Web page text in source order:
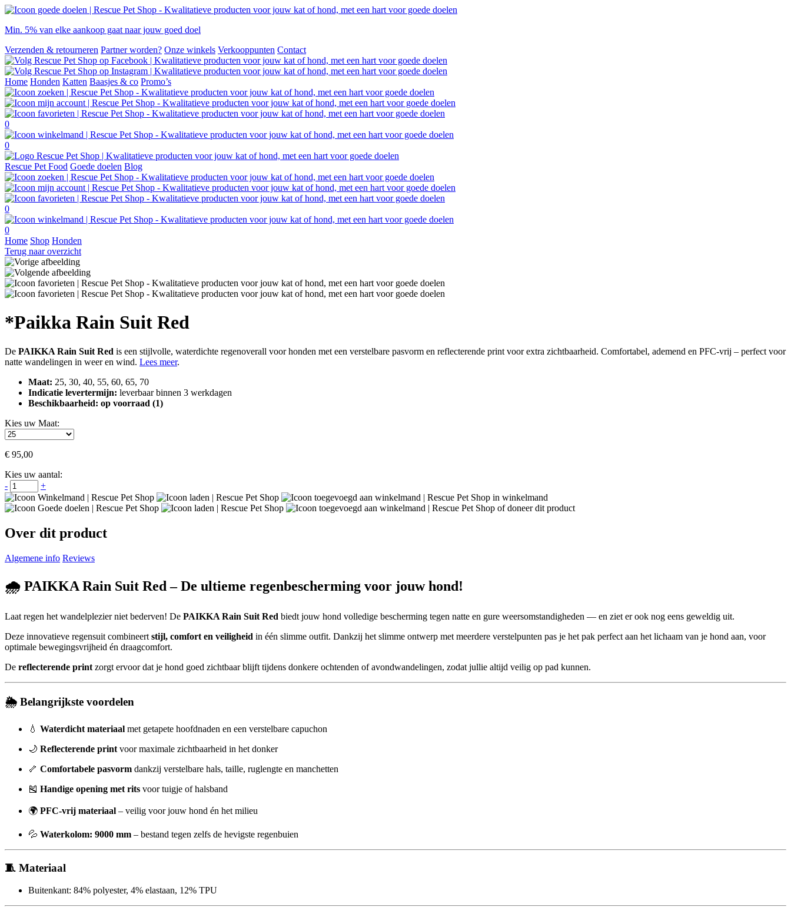
Min. 5% van elke aankoop gaat naar jouw goed doel
Verzenden & retourneren Partner worden? Onze winkels Verkooppunten Contact
Home Honden Katten Baasjes & co Promo’s
0
0
Rescue Pet Food Goede doelen Blog
0
0
Home Shop Honden
Terug naar overzicht
*Paikka Rain Suit Red
De PAIKKA Rain Suit Red is een stijlvolle, waterdichte regenoverall voor honden met een verstelbare pasvorm en reflecterende print voor extra zichtbaarheid. Comfortabel, ademend en PFC-vrij – perfect voor
natte wandelingen in weer en wind. Lees meer.
Maat: 25, 30, 40, 55, 60, 65, 70
Indicatie levertermijn: leverbaar binnen 3 werkdagen
Beschikbaarheid: op voorraad (1)
Kies uw Maat:
€ 95,00
Kies uw aantal:
-
+
in winkelmand
of doneer dit product
Over dit product
Algemene info Reviews
🌧️ PAIKKA Rain Suit Red – De ultieme regenbescherming voor jouw hond!
Laat regen het wandelplezier niet bederven! De PAIKKA Rain Suit Red biedt jouw hond volledige bescherming tegen natte en gure weersomstandigheden — en ziet er ook nog eens geweldig uit.
Deze innovatieve regensuit combineert stijl, comfort en veiligheid in één slimme outfit. Dankzij het slimme ontwerp met meerdere verstelpunten pas je het pak perfect aan het lichaam van je hond aan, voor
optimale bewegingsvrijheid én draagcomfort.
De reflecterende print zorgt ervoor dat je hond goed zichtbaar blijft tijdens donkere ochtenden of avondwandelingen, zodat jullie altijd veilig op pad kunnen.
🌦️ Belangrijkste voordelen
💧 Waterdicht materiaal met getapete hoofdnaden en een verstelbare capuchon
🌙 Reflecterende print voor maximale zichtbaarheid in het donker
🦴 Comfortabele pasvorm dankzij verstelbare hals, taille, ruglengte en manchetten
🎽 Handige opening met rits voor tuigje of halsband
🌍 PFC-vrij materiaal – veilig voor jouw hond én het milieu
💦 Waterkolom: 9000 mm – bestand tegen zelfs de hevigste regenbuien
🧵 Materiaal
Buitenkant: 84% polyester, 4% elastaan, 12% TPU